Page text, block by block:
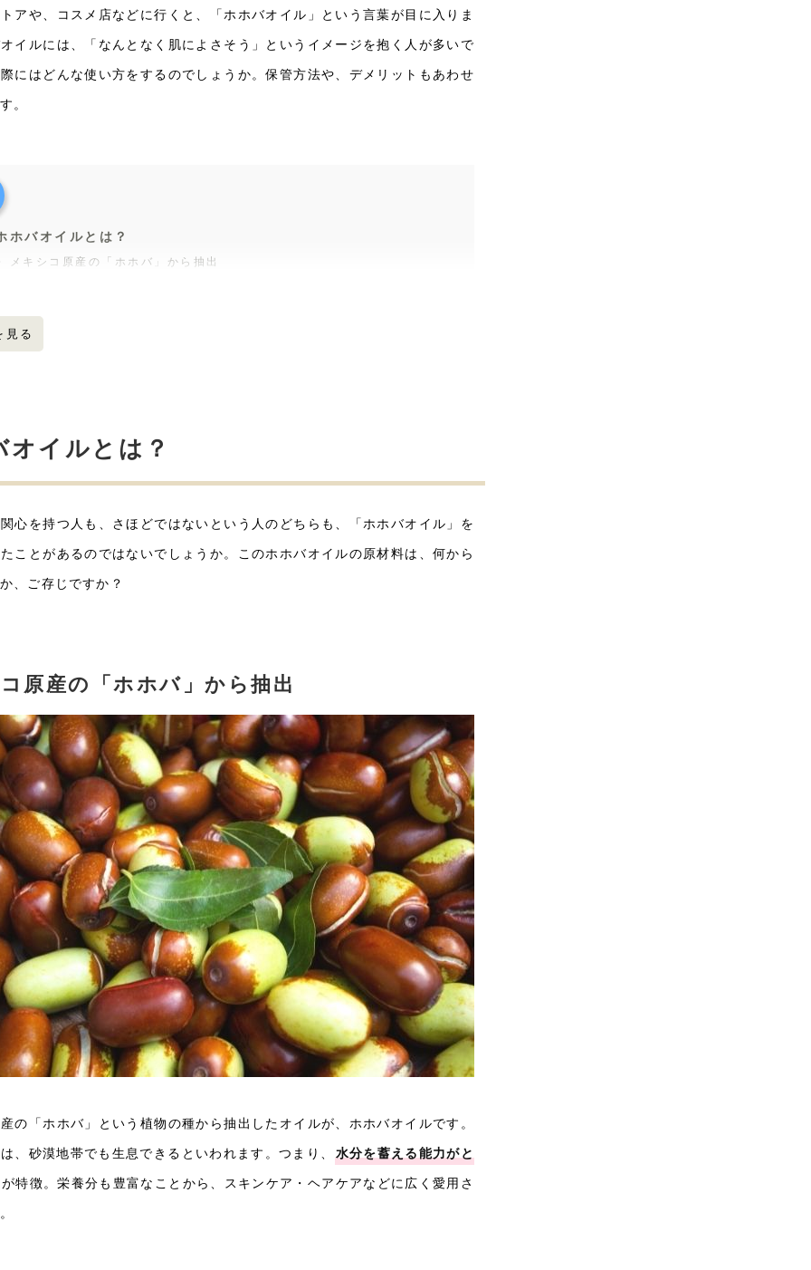
アや、コスメ店などに行くと、「ホホバオイル」という言葉が目に入りま
イルには、「なんとなく肌によさそう」というイメージを抱く人が多いで
にはどんな使い方をするのでしょうか。保管方法や、デメリットもあわせ
。
ホバオイルとは？
メキシコ原産の「ホホバ」から抽出
ホバオイルの効果
酸化ダメージの影響
ホバオイルの副作用
油焼けのリスク
ホバオイルコスメの選び方
クリアホホバオイル
ゴールデンホホバオイル
とめ
る
オイルとは？
心を持つ人も、さほどではないという人のどちらも、「ホホバオイル」を
ことがあるのではないでしょうか。このホホバオイルの原材料は、何から
、ご存じですか？
原産の「ホホバ」から抽出
の「ホホバ」という植物の種から抽出したオイルが、ホホバオイルです。
、砂漠地帯でも生息できるといわれます。つまり、 水分を蓄える能力がと
特徴。栄養分も豊富なことから、スキンケア・ヘアケアなどに広く愛用さ